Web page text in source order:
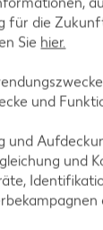
für die
Sie hier.
und
und